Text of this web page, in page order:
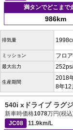
満タンでどこまで
986km
排気量
ミッション フロ
最大出力
生産期間
2018
8年12
540i xドライブ ラグ
新車時価格1078万円(税
JC08
11.9km/L